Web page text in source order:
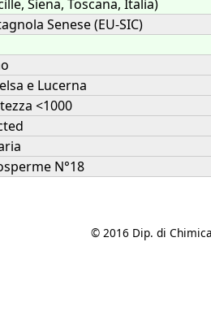
Siena, Toscana, Italia)
Senese (EU-SIC)
e Lucerna
<1000
N°18
© 2016 Dip. di